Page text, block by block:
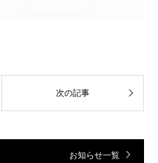
お知らせ一覧